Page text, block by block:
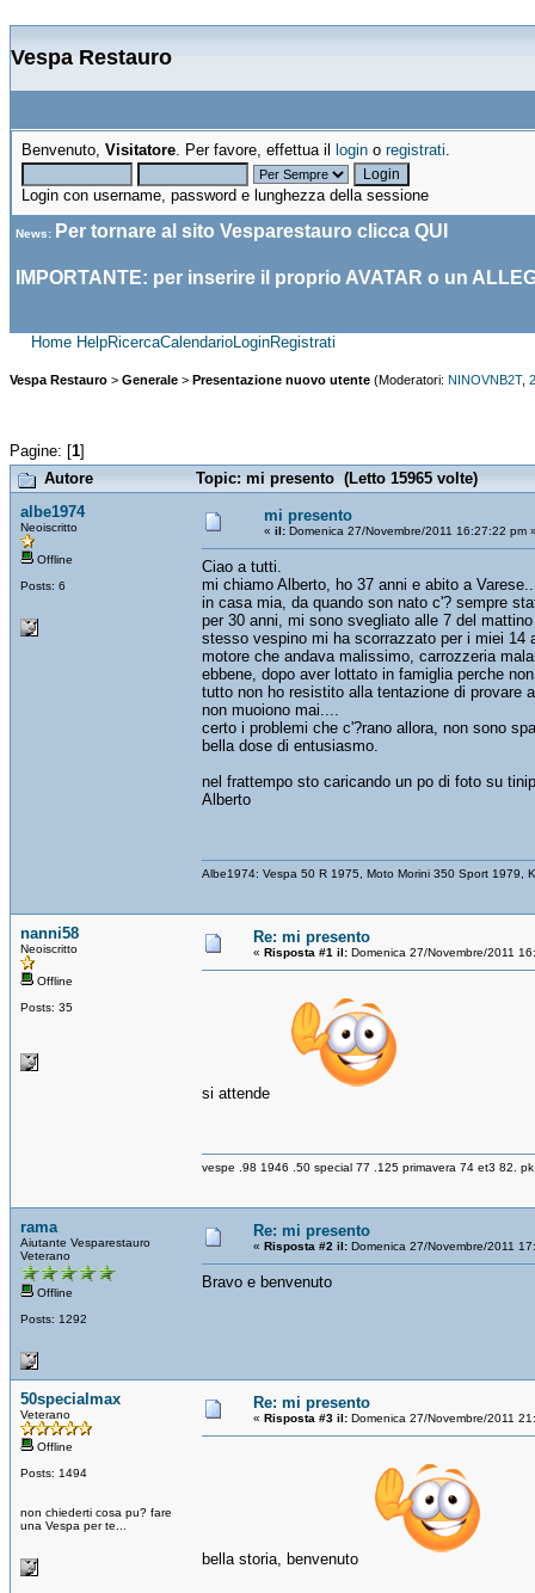
Vespa Restauro
Benvenuto, Visitatore. Per favore, effettua il login o registrati.
Login con username, password e lunghezza della sessione
News: Per tornare al sito Vesparestauro clicca QUI
IMPORTANTE: per inserire il proprio AVATAR o un
Home HelpRicercaCalendarioLoginRegistrati
Vespa Restauro > Generale > Presentazione nuovo utente (Moderatori: NINOVNB2T,
Pagine: [1]
Autore
Topic: mi presento (Letto 15965 volte)
albe1974
Neoiscritto
Offline
Posts: 6
mi presento
« il: Domenica 27/Novembre/2011 16:27:22 pm
Ciao a tutti.
mi chiamo Alberto, ho 37 anni e abito a
in casa mia, da quando son nato c'? sempre
per 30 anni, mi sono svegliato alle 7 del
stesso vespino mi ha scorrazzato per i miei 14
motore che andava malissimo, carrozzeria
ebbene, dopo aver lottato in famiglia perche
tutto non ho resistito alla tentazione di provare
non muoiono mai....
certo i problemi che c'?rano allora, non sono
bella dose di entusiasmo.
nel frattempo sto caricando un po di foto su
Alberto
Albe1974: Vespa 50 R 1975, Moto Morini 350 Sport 1979,
nanni58
Neoiscritto
Offline
Posts: 35
Re: mi presento
« Risposta #1 il: Domenica 27/Novembre/2011
si attende
vespe .98 1946 .50 special 77 .125 primavera 74 et3 82.
rama
Aiutante Vesparestauro
Veterano
Offline
Posts: 1292
Re: mi presento
« Risposta #2 il: Domenica 27/Novembre/2011
Bravo e benvenuto
50specialmax
Veterano
Offline
Posts: 1494
non chiederti cosa pu? fare
una Vespa per te...
Re: mi presento
« Risposta #3 il: Domenica 27/Novembre/2011
bella storia, benvenuto